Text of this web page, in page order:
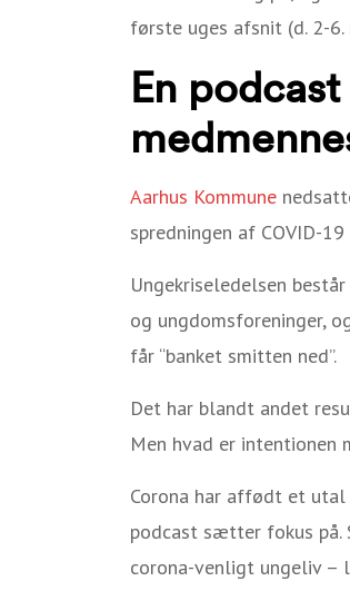
første uges afsnit (d. 2-
En
Aarhus Kommune
spredningen af COVID-
Ungekriseledelsen
og ungdomsforeninger,
får “banket smitten ned”.
Det har blandt andet
Men hvad er intentionen
Corona har affødt et utal
podcast sætter fokus på.
corona-venligt ungeliv –